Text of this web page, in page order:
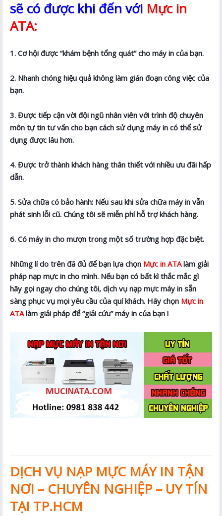
sẽ có được khi đến với Mực in
ATA:
1. Cơ hội được “khám bệnh tổng quát” cho máy in của bạn.
2. Nhanh chóng hiệu quả không làm gián đoạn công việc của
bạn.
3. Được tiếp cận vời đội ngũ nhân viên với trình độ chuyên
môn tự tin tư vấn cho bạn cách sử dụng máy in có thể sử
dụng được lâu hơn.
4. Được trở thành khách hàng thân thiết với nhiều ưu đãi hấp
dẫn.
5. Sửa chữa có bảo hành: Nếu sau khi sửa chữa máy in vẫn
phát sinh lỗi cũ. Chúng tôi sẽ miễn phí hỗ trợ khách hàng.
6. Có máy in cho mượn trong một số trường hợp đặc biệt.
Những lí do trên đã đủ để bạn lựa chọn Mực in ATAlàm giải
pháp nạp mực in cho mình. Nếu bạn có bất kì thắc mắc gì
hãy gọi ngay cho chúng tôi, dịch vụ nạp mực máy in sẵn
sàng phục vụ mọi yêu cầu của quí khách. Hãy chọn Mực in
ATAlàm giải pháp để “giải cứu” máy in của bạn !
DỊCH VỤ NẠP MỰC MÁY IN TẬN
NƠI – CHUYÊN NGHIỆP – UY TÍN
TẠI TP.HCM